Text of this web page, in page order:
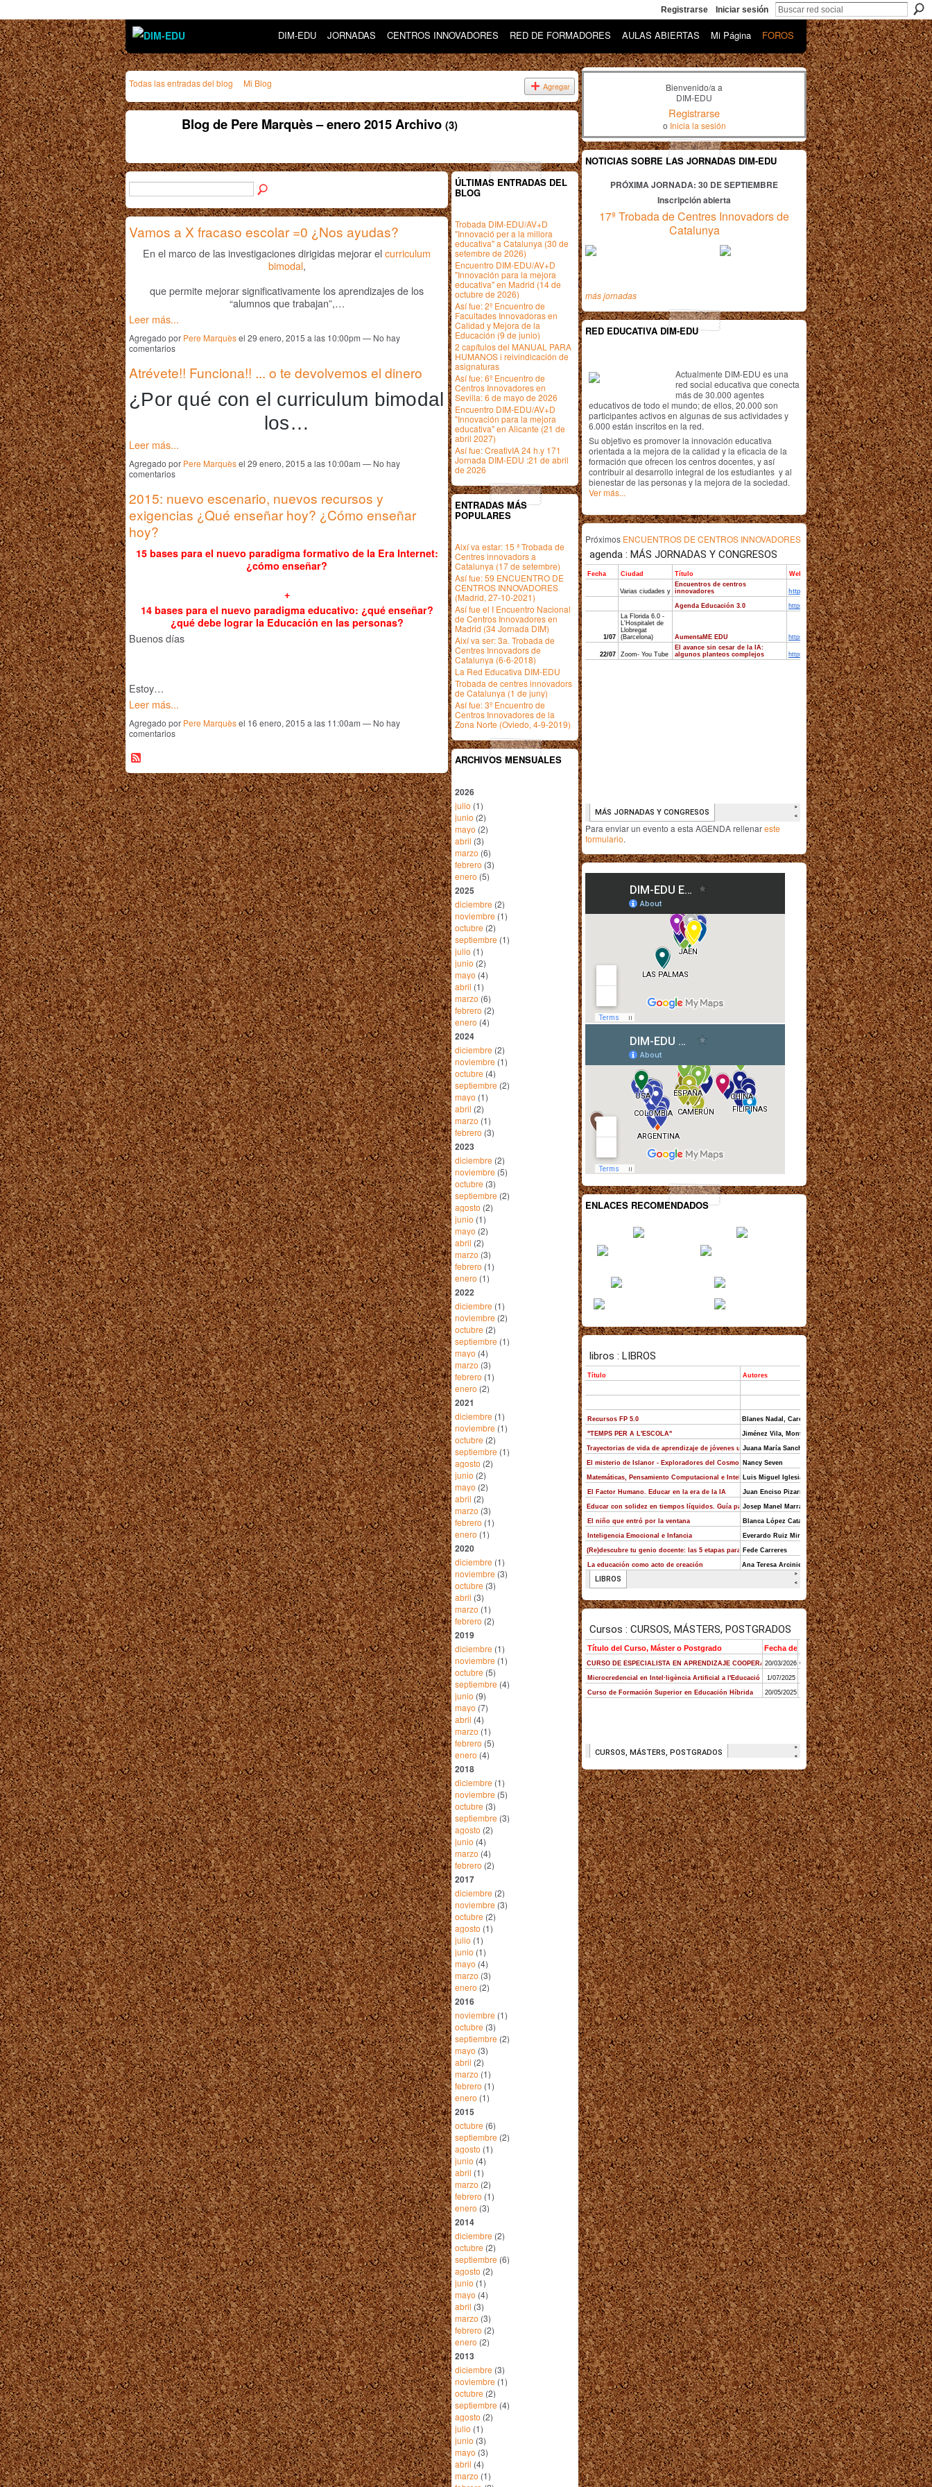
Registrarse Iniciar sesión
DIM-EDU JORNADAS CENTROS INNOVADORES RED DE FORMADORES AULAS ABIERTAS Mi Página FOROS
Todas las entradas del blog Mi Blog Agregar
Blog de Pere Marquès – enero 2015 Archivo (3)
Vamos a X fracaso escolar =0 ¿Nos ayudas?
En el marco de las investigaciones dirigidas mejorar elcurriculum
bimodal,
que permite mejorar significativamente los aprendizajes de los
“alumnos que trabajan”,…
Leer más...
Agregado por Pere Marquèsel 29 enero, 2015 a las 10:00pm — No hay
comentarios
Atrévete!! Funciona!! ... o te devolvemos el dinero
¿Por qué con el curriculum bimodal
los…
Leer más...
Agregado por Pere Marquèsel 29 enero, 2015 a las 10:00am — No hay
comentarios
2015: nuevo escenario, nuevos recursos y
exigencias ¿Qué enseñar hoy? ¿Cómo enseñar
hoy?
15 bases para el nuevo paradigma formativo de la Era Internet:
¿cómo enseñar?
+
14 bases para el nuevo paradigma educativo: ¿qué enseñar?
¿qué debe lograr la Educación en las personas?
Buenos días
Estoy…
Leer más...
Agregado por Pere Marquèsel 16 enero, 2015 a las 11:00am — No hay
comentarios
ÚLTIMAS ENTRADAS DEL
BLOG
Trobada DIM-EDU/AV+D
"Innovació per a la millora
educativa" a Catalunya (30 de
setembre de 2026)
Encuentro DIM-EDU/AV+D
"Innovación para la mejora
educativa" en Madrid (14 de
octubre de 2026)
Así fue: 2º Encuentro de
Facultades Innovadoras en
Calidad y Mejora de la
Educación (9 de junio)
2 capítulos del MANUAL PARA
HUMANOS i reivindicación de
asignaturas
Así fue: 6º Encuentro de
Centros Innovadores en
Sevilla: 6 de mayo de 2026
Encuentro DIM-EDU/AV+D
"Innovación para la mejora
educativa" en Alicante (21 de
abril 2027)
Así fue: CreativIA 24 h.y 171
Jornada DIM-EDU :21 de abril
de 2026
ENTRADAS MÁS
POPULARES
Així va estar: 15 ª Trobada de
Centres innovadors a
Catalunya (17 de setembre)
Así fue: 59 ENCUENTRO DE
CENTROS INNOVADORES
(Madrid, 27-10-2021)
Así fue el I Encuentro Nacional
de Centros Innovadores en
Madrid (34 Jornada DIM)
Així va ser: 3a. Trobada de
Centres Innovadors de
Catalunya (6-6-2018)
La Red Educativa DIM-EDU
Trobada de centres innovadors
de Catalunya (1 de juny)
Así fue: 3º Encuentro de
Centros Innovadores de la
Zona Norte (Oviedo, 4-9-2019)
ARCHIVOS MENSUALES
2026
julio (1)
junio (2)
mayo (2)
abril (3)
marzo (6)
febrero (3)
enero (5)
2025
diciembre (2)
noviembre (1)
octubre (2)
septiembre (1)
julio (1)
junio (2)
mayo (4)
abril (1)
marzo (6)
febrero (2)
enero (4)
2024
diciembre (2)
noviembre (1)
octubre (4)
septiembre (2)
mayo (1)
abril (2)
marzo (1)
febrero (3)
2023
diciembre (2)
noviembre (5)
octubre (3)
septiembre (2)
agosto (2)
junio (1)
mayo (2)
abril (2)
marzo (3)
febrero (1)
enero (1)
2022
diciembre (1)
noviembre (2)
octubre (2)
septiembre (1)
mayo (4)
marzo (3)
febrero (1)
enero (2)
2021
diciembre (1)
noviembre (1)
octubre (2)
septiembre (1)
agosto (2)
junio (2)
mayo (2)
abril (2)
marzo (3)
febrero (1)
enero (1)
2020
diciembre (1)
noviembre (3)
octubre (3)
abril (3)
marzo (1)
febrero (2)
2019
diciembre (1)
noviembre (1)
octubre (5)
septiembre (4)
junio (9)
mayo (7)
abril (4)
marzo (1)
febrero (5)
enero (4)
2018
diciembre (1)
noviembre (5)
octubre (3)
septiembre (3)
agosto (2)
junio (4)
marzo (4)
febrero (2)
2017
diciembre (2)
noviembre (3)
octubre (2)
agosto (1)
julio (1)
junio (1)
mayo (4)
marzo (3)
enero (2)
2016
noviembre (1)
octubre (3)
septiembre (2)
mayo (3)
abril (2)
marzo (1)
febrero (1)
enero (1)
2015
octubre (6)
septiembre (2)
agosto (1)
junio (4)
abril (1)
marzo (2)
febrero (1)
enero (3)
2014
diciembre (2)
octubre (2)
septiembre (6)
agosto (2)
junio (1)
mayo (4)
abril (3)
marzo (3)
febrero (2)
enero (2)
2013
diciembre (3)
noviembre (1)
octubre (2)
septiembre (4)
agosto (2)
julio (1)
junio (3)
mayo (3)
abril (4)
marzo (1)
Bienvenido/a a
DIM-EDU
Registrarse
o Inicia la sesión
NOTICIAS SOBRE LAS JORNADAS DIM-EDU
PRÓXIMA JORNADA: 30 DE SEPTIEMBRE
Inscripción abierta
17ª Trobada de Centres Innovadors de
Catalunya
más jornadas
RED EDUCATIVA DIM-EDU
Actualmente DIM-EDU es una
red social educativa que conecta
más de 30.000 agentes
educativos de todo el mundo; de ellos, 20.000 son
participantes activos en algunas de sus actividades y
6.000 están inscritos en la red.
Su objetivo es promover la innovación educativa
orientada a la mejora de la calidad y la eficacia de la
formación que ofrecen los centros docentes, y así
contribuir al desarrollo integral de los estudiantes y al
bienestar de las personas y la mejora de la sociedad.
Ver más...
Próximos ENCUENTROS DE CENTROS INNOVADORES
Para enviar un evento a esta AGENDA rellenareste
formulario.
ENLACES RECOMENDADOS